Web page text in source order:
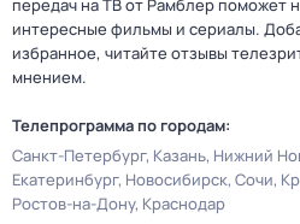
передач на ТВ от Рамблер поможет
интересные фильмы и сериалы.
избранное, читайте отзывы
мнением.
Телепрограмма по городам:
Санкт-Петербург Казань Нижний
Екатеринбург Новосибирск Сочи
Ростов-на-Дону Краснодар